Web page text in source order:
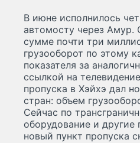
В июне исполнилось
автомосту через Амур.
сумме почти три
грузооборот по этому
показателя за
ссылкой на
пропуска в Хэйхэ дал
стран: объем
Сейчас по
оборудование и другие
новый пункт пропуска